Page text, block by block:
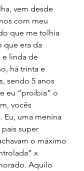
vem desde
com meu
que me tolhia
que era da
e linda de
há trinta e
sendo 5 anos
eu “proibia” o
vocês
Eu, uma menina
super
o máximo
x
Aquilo